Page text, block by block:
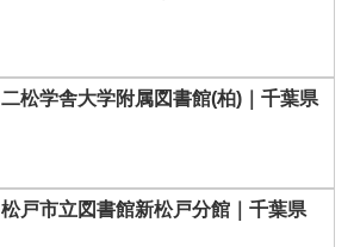
二松学舎大学附属図書館(柏)｜千葉県
松戸市立図書館新松戸分館｜千葉県